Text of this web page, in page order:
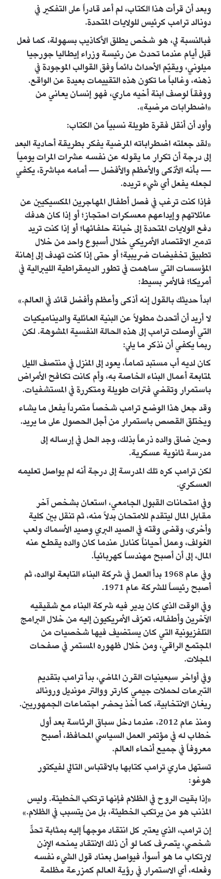
وبعد أن قرأت هذا الكتاب، لم أعد قادراً على التفكير في
دونالد ترامب كرئيس للولايات المتحدة.
فبالنسبة لي، هو شخص يطلق الأكاذيب بسهولة، كما فعل
قبل أيام عندما تحدث عن رئيسة وزراء إيطاليا جورجيا
ميلوني، ويقيّم الأحداث دائماً وفق القوالب الموجودة في
ذهنه، وغالباً ما تكون هذه التقييمات بعيدة عن الواقع.
ووفقاً لوصف ابنة أخيه ماري، فهو إنسان يعاني من
«اضطرابات مرضية».
وأود أن أنقل فقرة طويلة نسبياً من الكتاب:
«لقد جعلته اضطراباته المرضية يفكر بطريقة أحادية البعد
إلى درجة أن تكرار ما يقوله عن نفسه عشرات المرات يومياً
— بأنه الأذكى والأعظم والأفضل — أمامه مباشرة، يكفي
لجعله يفعل أي شيء تريده.
فإذا كنت ترغب في فصل أطفال المهاجرين المكسيكيين عن
عائلاتهم وإيداعهم معسكرات احتجاز؛ أو إذا كان هدفك
دفع الولايات المتحدة إلى خيانة حلفائها؛ أو إذا كنت تريد
تدمير الاقتصاد الأمريكي خلال أسبوع واحد من خلال
تطبيق تخفيضات ضريبية؛ أو حتى إذا كنت تهدف إلى إهانة
المؤسسات التي ساهمت في تطور الديمقراطية الليبرالية في
أمريكا؛ فالأمر بسيط:
ابدأ حديثك بالقول إنه أذكى وأعظم وأفضل قائد في العالم.»
لا أريد أن أتحدث مطولاً عن البنية العائلية والديناميكيات
التي أوصلت ترامب إلى هذه الحالة النفسية المشوهة. لكن
ربما يكفي أن نذكر ما يلي:
كان لديه أب مستبد تماماً، يعود إلى المنزل في منتصف الليل
لمتابعة أعمال البناء الخاصة به، وأم كانت تكافح الأمراض
باستمرار وتقضي فترات طويلة ومتكررة في المستشفيات.
وقد جعل هذا الوضع ترامب شخصاً متمرداً يفعل ما يشاء
ويختلق القصص باستمرار من أجل الحصول على ما يريد.
وحين ضاق والده ذرعاً بذلك، وجد الحل في إرساله إلى
مدرسة ثانوية عسكرية.
لكن ترامب كره تلك المدرسة إلى درجة أنه لم يواصل تعليمه
العسكري.
وفي امتحانات القبول الجامعي، استعان بشخص آخر
مقابل المال ليتقدم للامتحان بدلاً منه، ثم تنقل بين كلية
وأخرى، وقضى وقته في الصيد البري وصيد الأسماك ولعب
الغولف، وعمل أحياناً كنادل عندما كان والده يقطع عنه
المال، إلى أن أصبح مهندساً كهربائياً.
وفي عام 1968 بدأ العمل في شركة البناء التابعة لوالده، ثم
أصبح رئيساً للشركة عام 1971.
وفي الوقت الذي كان يدير فيه شركة البناء مع شقيقيه
الآخرين وأطفاله، تعرّف الأمريكيون إليه من خلال البرامج
التلفزيونية التي كان يستضيف فيها شخصيات من
المجتمع الراقي، ومن خلال ظهوره المستمر في صفحات
المجلات.
وفي أواخر سبعينيات القرن الماضي، بدأ ترامب بتقديم
التبرعات لحملات جيمي كارتر ووالتر مونديل ورونالد
ريغان الانتخابية، كما أخذ يحضر اجتماعات الجمهوريين.
ومنذ عام 2012، عندما دخل سباق الرئاسة بعد أول
خطاب له في مؤتمر العمل السياسي المحافظ، أصبح
معروفاً في جميع أنحاء العالم.
تستهل ماري ترامب كتابها بالاقتباس التالي لفيكتور
هوغو:
«إذا بقيت الروح في الظلام فإنها ترتكب الخطيئة. وليس
المذنب هو من يرتكب الخطيئة، بل من يتسبب في الظلام.»
إن ترامب، الذي يعتبر كل انتقاد موجهاً إليه بمثابة تحدٍّ
شخصي، يتصرف كما لو أن ذلك الانتقاد يمنحه الإذن
لارتكاب ما هو أسوأ، فيواصل بعناد قول الشيء نفسه
وفعله، أي الاستمرار في رؤية العالم كمزرعة مظلمة